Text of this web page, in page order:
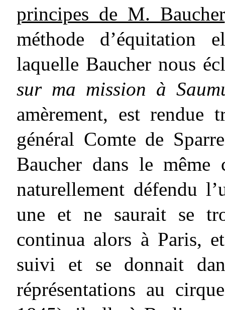
principes de M. Baucher
méthode d’équitation
laquelle Baucher nous
sur ma mission à
amèrement, est rendue
général Comte de
Baucher dans le
naturellement défendu
une et ne saurait se
continua alors à Paris,
suivi et se donnait
réprésentations au